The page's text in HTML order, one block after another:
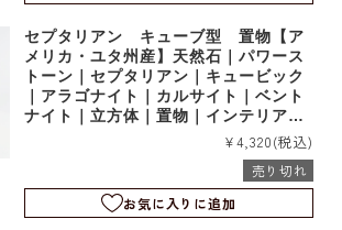
セプタリアン キューブ型 置物【ア
メリカ・ユタ州産】天然石｜パワース
トーン｜セプタリアン｜キュービック
｜アラゴナイト｜カルサイト｜ベント
ナイト｜立方体｜置物｜インテリア｜t
¥4,320(税込)
売り切れ
お気に入りに追加